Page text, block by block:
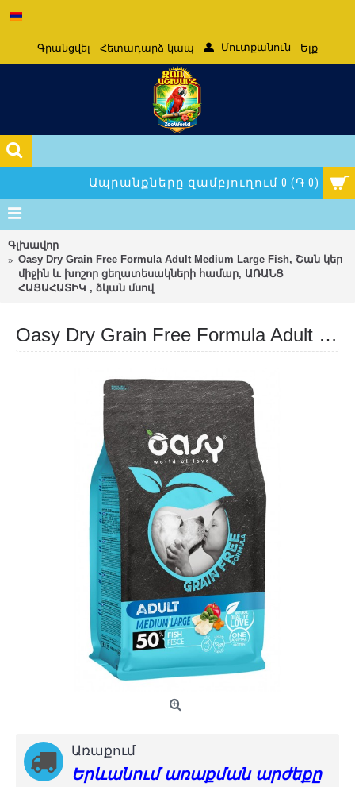
Գրանցվել Հետադարձ կապ Մուտքանուն Ելք
Ապրանքները զամբյուղում 0 (֏ 0)
Գլխավոր
Oasy Dry Grain Free Formula Adult Medium Large Fish, Շան կեր
միջին և խոշոր ցեղատեսակների համար, ԱՌԱՆՑ
ՀԱՑԱՀԱՏԻԿ , ձկան մսով
Oasy Dry Grain Free Formula Adult Medium Large Fish, Շան կեր միջին և խոշոր ցեղատեսակների համար, ԱՌԱՆՑ ՀԱՑԱՀԱՏԻԿ , ձկան մսով
Առաքում
Երևանում առաքման արժեքը